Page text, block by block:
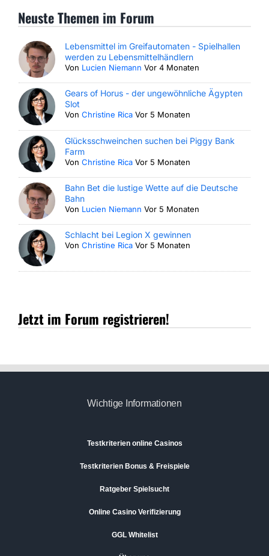
Neuste Themen im Forum
Lebensmittel im Greifautomaten - Spielhallen
werden zu Lebensmittelhändlern
Von Lucien Niemann Vor 4 Monaten
Gears of Horus - der ungewöhnliche Ägypten
Slot
VonChristine Rica Vor 5 Monaten
Glücksschweinchen suchen bei Piggy Bank
Farm
VonChristine Rica Vor 5 Monaten
Bahn Bet die lustige Wette auf die Deutsche
Bahn
Von Lucien Niemann Vor 5 Monaten
Schlacht bei Legion X gewinnen
VonChristine Rica Vor 5 Monaten
Jetzt im Forum registrieren!
Wichtige Informationen
Testkriterien online Casinos
Testkriterien Bonus & Freispiele
Ratgeber Spielsucht
Online Casino Verifizierung
GGL Whitelist